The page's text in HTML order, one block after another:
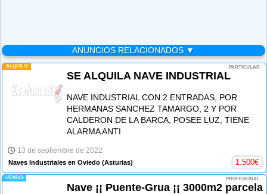
ANUNCIOS RELACIONADOS ▼
-ALQUILO- PARTICULAR
SE ALQUILA NAVE INDUSTRIAL
NAVE INDUSTRIAL CON 2 ENTRADAS, POR
HERMANAS SANCHEZ TAMARGO, 2 Y POR
CALDERON DE LA BARCA, POSEE LUZ, TIENE
ALARMA ANTI
13 de septiembre de 2022
Naves Industriales en Oviedo (Asturias) 1.500€
-VENDO- PROFESIONAL
Nave ¡¡ Puente-Grua ¡¡ 3000m2 parcela